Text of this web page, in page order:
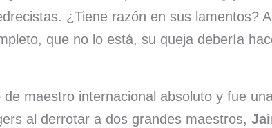
¿Tiene razón en sus lamentos?
que no lo está, su queja debería
maestro internacional absoluto y fue
al derrotar a dos grandes maestros,